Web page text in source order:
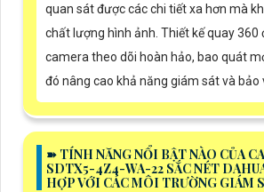
quan sát được các chi tiết xa hơn mà
chất lượng hình ảnh. Thiết kế quay 360
camera theo dõi hoàn hảo, bao quát
đó nâng cao khả năng giám sát và bảo
➽ TÍNH NĂNG NỔI BẬT NÀO CỦA
SDTX5-4Z4-WA-22 SẮC NÉT
HỢP VỚI CÁC MÔI TRƯỜNG GIÁM